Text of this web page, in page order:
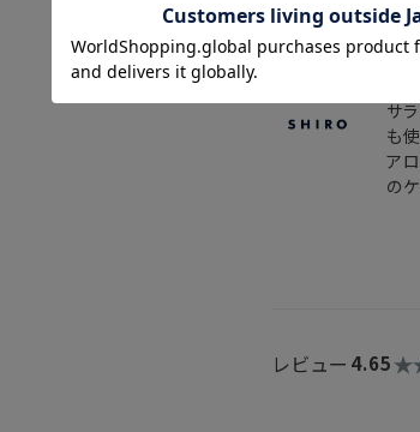
■スタッフコメ
本
み
サ
も
ア
の
レビュー 4.65